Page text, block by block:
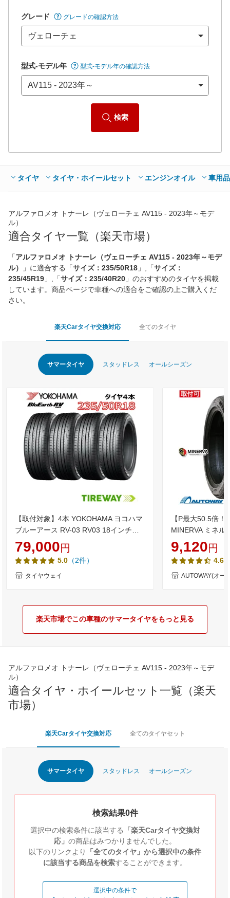
グレード グレードの確認方法
型式-モデル年 型式-モデル年の確認方法
検索
タイヤ タイヤ・ホイールセット エンジンオイル 車用品
アルファロメオ トナーレ（ヴェローチェ AV115 - 2023年～モデ
ル）
適合タイヤ一覧（楽天市場）
「アルファロメオ トナーレ（ヴェローチェ AV115 - 2023年～モデ
ル）
」に適合する「サイズ：235/50R18 」,「サイズ：
235/45R19 」,「サイズ：235/40R20 」のおすすめのタイヤを掲載
しています。商品ページで車種への適合をご確認の上ご購入くだ
さい。
楽天Carタイヤ交換対応 全てのタイヤ
サマータイヤ スタッドレス オールシーズン
【取付対象】4本 YOKOHAMA ヨコハマ
ブルーアース RV-03 RV03 18インチ
235/50R18 101V XL
79,000円
5.0 （2件）
タイヤウェイ
【P最大50.5倍
MINERVA ミネ
(235/50/18 235-
ータイヤ 夏タイ
チ
9,120円
4.65
AUTOWAY(オー
楽天市場でこの車種のサマータイヤをもっと見る
アルファロメオ トナーレ（ヴェローチェ AV115 - 2023年～モデ
ル）
適合タイヤ・ホイールセット一覧（楽天
市場）
楽天Carタイヤ交換対応 全てのタイヤセット
サマータイヤ スタッドレス オールシーズン
検索結果0件
選択中の検索条件に該当する 「楽天Carタイヤ交換対
応」 の商品はみつかりませんでした。
以下のリンクより
「全てのタイヤ」から選択中の条件
に該当する商品を検索することができます。
選択中の条件で